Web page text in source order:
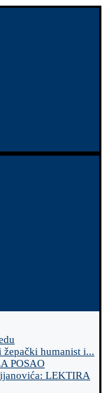
humanist i...
POSAO
LEKTIRA